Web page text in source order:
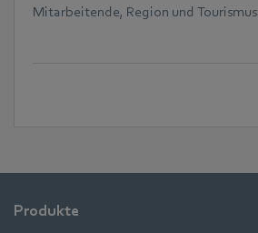
Mitarbeitende, Region und Tourismus
Produkte